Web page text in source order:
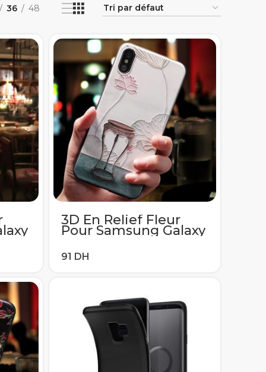
36 48
3D En Relief Fleur
Pour Samsung Galaxy
A50 A40 A51 A70 A71
S6 S7Edge S10e S8 S9
S10 S20 Ultra Plus A7